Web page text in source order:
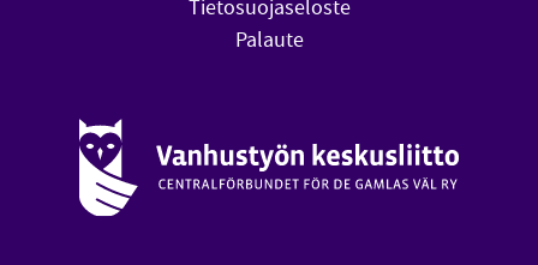
Tietosuojaseloste
Palaute